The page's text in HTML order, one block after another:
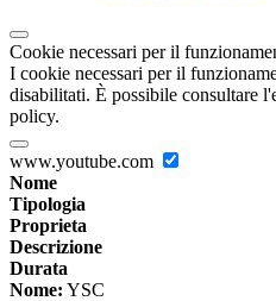
Cookie necessari per il
I cookie necessari per il
disabilitati. È possibile consultare
policy.
www.youtube.com
Nome
Tipologia
Proprieta
Descrizione
Durata
Nome: YSC